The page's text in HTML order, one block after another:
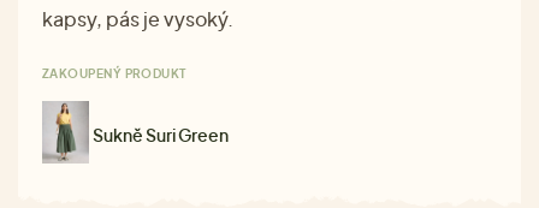
kapsy, pás je vysoký.
ZAKOUPENÝ PRODUKT
Sukně Suri Green